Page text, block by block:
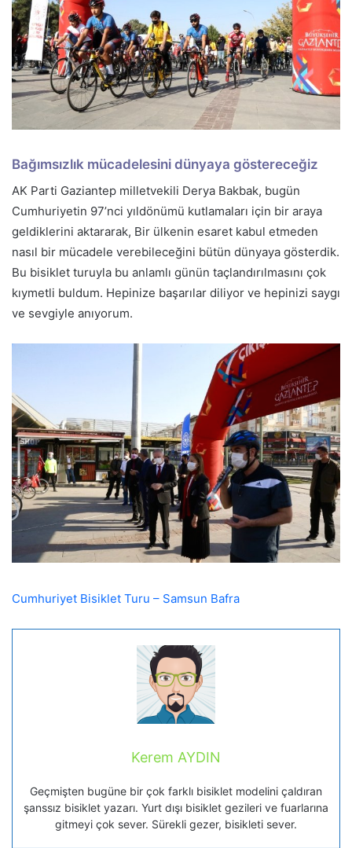
Bağımsızlık mücadelesini dünyaya göstereceğiz
AK Parti Gaziantep milletvekili Derya Bakbak, bugün
Cumhuriyetin 97’nci yıldönümü kutlamaları için bir araya
geldiklerini aktararak, Bir ülkenin esaret kabul etmeden
nasıl bir mücadele verebileceğini bütün dünyaya gösterdik.
Bu bisiklet turuyla bu anlamlı günün taçlandırılmasını çok
kıymetli buldum. Hepinize başarılar diliyor ve hepinizi saygı
ve sevgiyle anıyorum.
Cumhuriyet Bisiklet Turu – Samsun Bafra
Kerem AYDIN
Geçmişten bugüne bir çok farklı bisiklet modelini çaldıran
şanssız bisiklet yazarı. Yurt dışı bisiklet gezileri ve fuarlarına
gitmeyi çok sever. Sürekli gezer, bisikleti sever.